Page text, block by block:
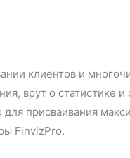
клиентов и
врут о статистике
присваивания
FinvizPro.